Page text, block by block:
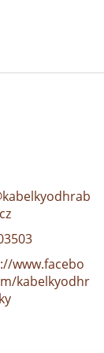
kabelkyodhrab
www.facebo
kabelkyodhr